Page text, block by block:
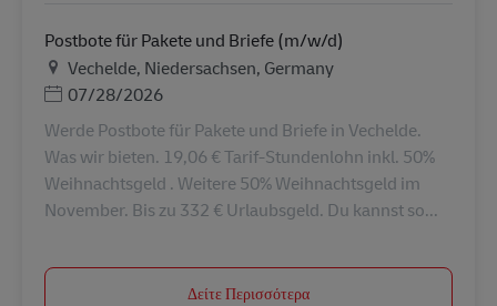
Postbote für Pakete und Briefe (m/w/d)
Τοποθεσία
Vechelde, Niedersachsen, Germany
Ημερομηνία Ανάρτησης
07/28/2026
Werde Postbote für Pakete und Briefe in Vechelde.
Was wir bieten. 19,06 € Tarif-Stundenlohn inkl. 50%
Weihnachtsgeld . Weitere 50% Weihnachtsgeld im
November. Bis zu 332 € Urlaubsgeld. Du kannst so...
Δείτε Περισσότερα